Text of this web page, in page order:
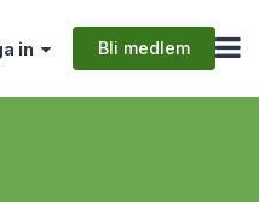
in Bli medlem